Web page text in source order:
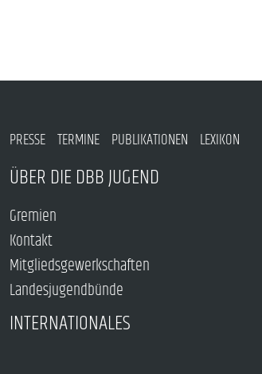
PRESSE TERMINE PUBLIKATIONEN LEXIKON
ÜBER DIE DBB JUGEND
Gremien
Kontakt
Mitgliedsgewerkschaften
Landesjugendbünde
INTERNATIONALES